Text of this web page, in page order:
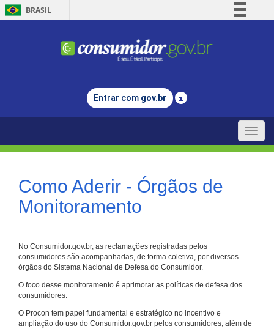
BRASIL
Comunica BR
Legislação
Entrar com gov.br
Toggle
Como Aderir - Órgãos de
Monitoramento
No Consumidor.gov.br, as reclamações registradas pelos
consumidores são acompanhadas, de forma coletiva, por diversos
órgãos do Sistema Nacional de Defesa do Consumidor.
O foco desse monitoramento é aprimorar as políticas de defesa dos
consumidores.
O Procon tem papel fundamental e estratégico no incentivo e
ampliação do uso do Consumidor.gov.br pelos consumidores, além de